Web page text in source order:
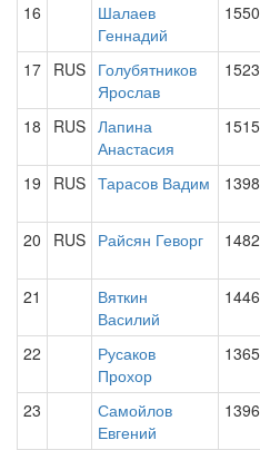
16
Шалаев
Геннадий
1550
17 RUS Голубятников
Ярослав
1523
18 RUS Лапина
Анастасия
1515
19 RUS Тарасов Вадим 1398
20 RUS Райсян Геворг 1482
21
Вяткин
Василий
1446
22
Русаков
Прохор
1365
23
Самойлов
Евгений
1396